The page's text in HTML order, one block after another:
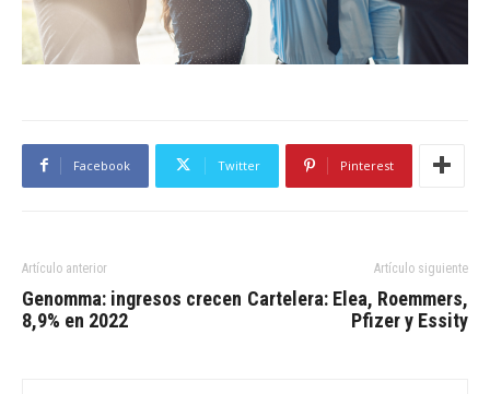
Facebook Twitter Pinterest
Artículo anterior
Genomma: ingresos crecen
8,9% en 2022
Artículo siguiente
Cartelera: Elea, Roemmers,
Pfizer y Essity